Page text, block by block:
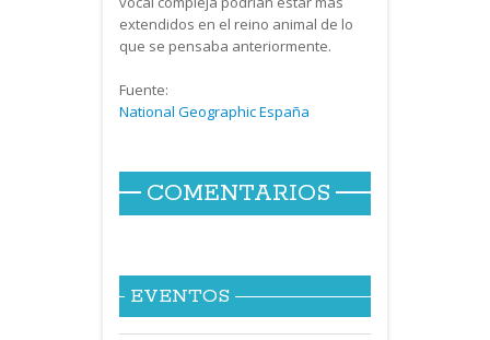
extendidos en el reino animal de lo
que se pensaba anteriormente.
Fuente:
National Geographic España
COMENTARIOS
EVENTOS